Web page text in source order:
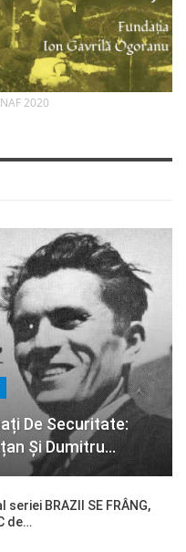
2020
De Securitate:
Și Dumitru…
BRAZII SE FRÂNG,
de…